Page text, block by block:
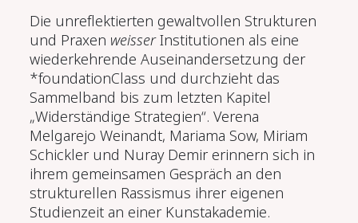
Die unreflektierten gewaltvollen Strukturen
und Praxen weisserInstitutionen als eine
wiederkehrende Auseinandersetzung der
*foundationClass und durchzieht das
Sammelband bis zum letzten Kapitel
„Widerständige Strategien“. Verena
Melgarejo Weinandt, Mariama Sow, Miriam
Schickler und Nuray Demir erinnern sich in
ihrem gemeinsamen Gespräch an den
strukturellen Rassismus ihrer eigenen
Studienzeit an einer Kunstakademie.